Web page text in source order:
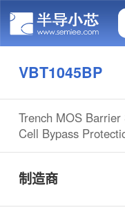
VBT1045BP
Trench MOS
Cell Bypass
制造商